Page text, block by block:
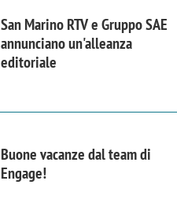
San Marino RTV e Gruppo SAE
annunciano un'alleanza
editoriale
Buone vacanze dal team di
Engage!